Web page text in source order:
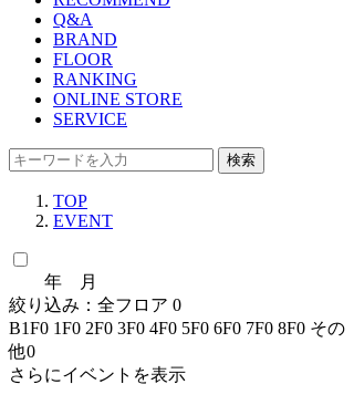
Q&A
BRAND
FLOOR
RANKING
ONLINE STORE
SERVICE
検索
TOP
EVENT
年 月
絞り込み： 全フロア 0
B1F0 1F0 2F0 3F0 4F0 5F0 6F0 7F0 8F0 その
他0
さらにイベントを表示